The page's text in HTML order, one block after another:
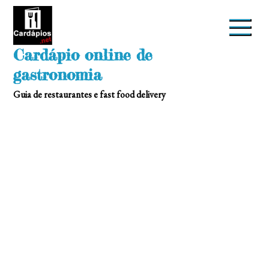
Skip
Cardápio online de
gastronomia
Guia de restaurantes e fast food delivery